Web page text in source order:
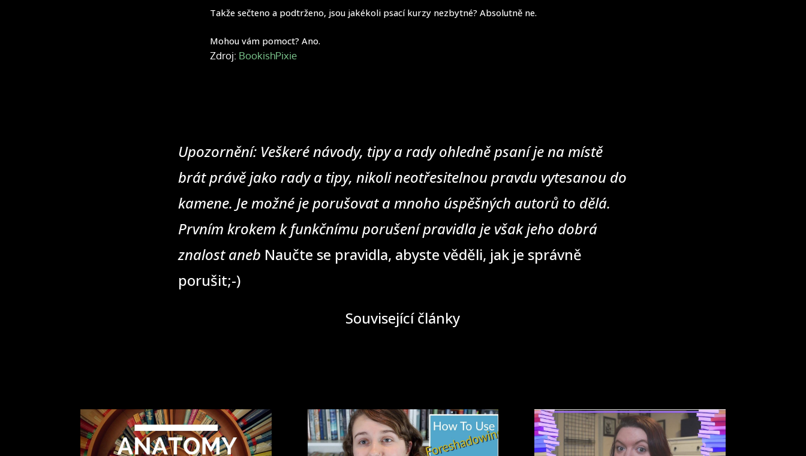
Takže sečteno a podtrženo, jsou jakékoli psací kurzy nezbytné? Absolutně ne.
Mohou vám pomoct? Ano.
Zdroj: BookishPixie
Upozornění: Veškeré návody, tipy a rady ohledně psaní je na místě
brát právě jako rady a tipy, nikoli neotřesitelnou pravdu vytesanou do
kamene. Je možné je porušovat a mnoho úspěšných autorů to dělá.
Prvním krokem k funkčnímu porušení pravidla je však jeho dobrá
znalost aneb Naučte se pravidla, abyste věděli, jak je správně
porušit;-)
Související články